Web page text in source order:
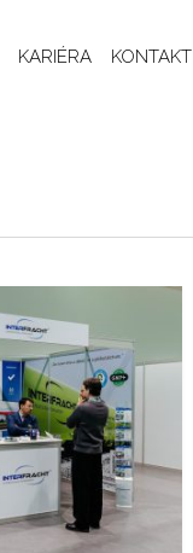
KARIÉRA KONTAKT